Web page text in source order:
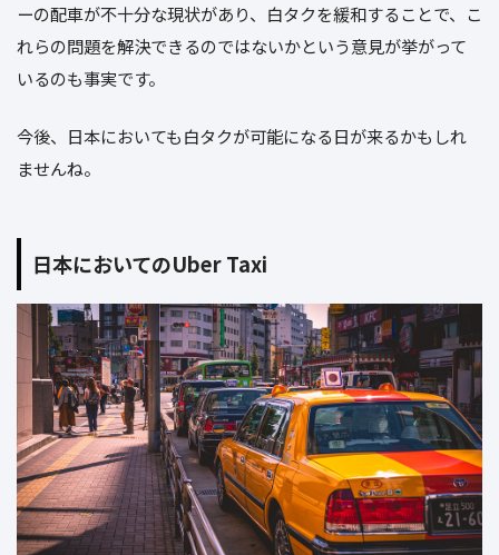
ーの配車が不十分な現状があり、白タクを緩和することで、こ
れらの問題を解決できるのではないかという意見が挙がって
いるのも事実です。
今後、日本においても白タクが可能になる日が来るかもしれ
ませんね。
日本においてのUber Taxi